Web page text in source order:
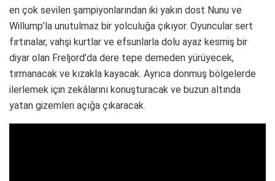
en çok sevilen şampiyonlarından iki yakın dost Nunu ve
Willump’la unutulmaz bir yolculuğa çıkıyor. Oyuncular sert
fırtınalar, vahşi kurtlar ve efsunlarla dolu ayaz kesmiş bir
diyar olan Freljord’da dere tepe demeden yürüyecek,
tırmanacak ve kızakla kayacak. Ayrıca donmuş bölgelerde
ilerlemek için zekâlarını konuşturacak ve buzun altında
yatan gizemleri açığa çıkaracak.